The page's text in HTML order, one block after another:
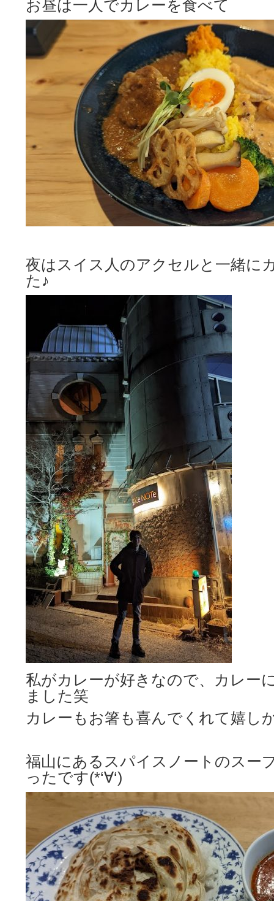
お昼は一人でカレーを食べて
夜はスイス人のアクセルと一緒に
た♪
私がカレーが好きなので、カレー
ました笑
カレーもお箸も喜んでくれて嬉し
福山にあるスパイスノートのスー
ったです(*‘∀‘)